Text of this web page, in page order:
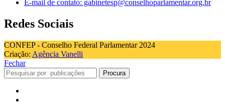
E-mail de contato: gabinetesp@conselhoparlamentar.org.br
Redes Sociais
CONFEP - Conselho Federal Parlamentar 2024
Criação: Agência Vanelli
Fechar
Procura